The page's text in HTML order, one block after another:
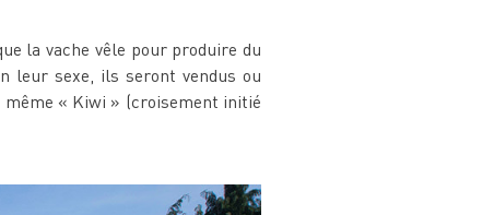
la vache vêle pour produire du
leur sexe, ils seront vendus ou
« Kiwi » (croisement initié